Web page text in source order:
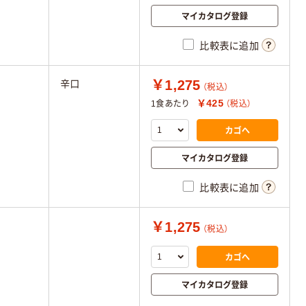
マイカタログ登録
比較表に追加
辛口 ￥1,275 （税込）
1食あたり
￥425 （税込）
カゴへ
マイカタログ登録
比較表に追加
￥1,275 （税込）
カゴへ
マイカタログ登録